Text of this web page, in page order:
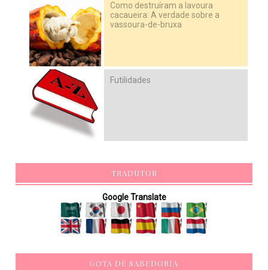
Como destruíram a lavoura
cacaueira: A verdade sobre a
vassoura-de-bruxa
Futilidades
TRADUTOR
Google Translate
GOTA DE SABEDORIA